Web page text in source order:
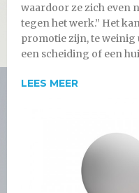
waardoor ze zich even
tegen het werk.” Het
promotie zijn, te
een scheiding of een
LEES MEER